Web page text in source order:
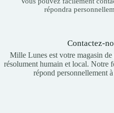
répondra
Contactez-
Mille Lunes est votre magasin
résolument humain et local. Notre
répond personnellement